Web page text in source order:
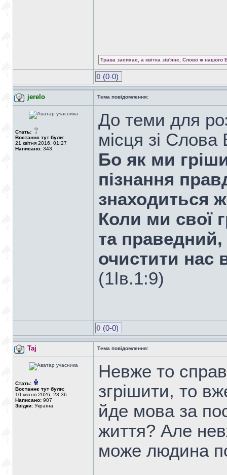
Трава засихає, а квітка зів'яне, Слово ж нашого
0 (0-0)
jerelo Тема повідомлення:
Стать:
Востаннє тут були:
21 квітня 2016, 01:27
Написано: 343
До теми для
місця зі Слова
Бо як ми
пізнання
знаходиться
Коли ми свої
та
очистити нас
(1Ів.1:9)
0 (0-0)
Taj Тема повідомлення:
Стать:
Востаннє тут були:
10 квітня 2026, 23:36
Написано: 907
Звідки: Україна
Невже то
згрішити, то
йде мова за
життя? Але
може людина